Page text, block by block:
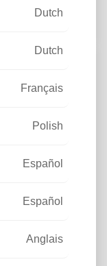
durable,
Dutch
Dutch
Français
Polish
Español
Español
Anglais